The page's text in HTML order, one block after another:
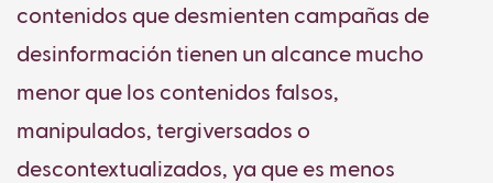
contenidos que desmienten campañas de
desinformación tienen un alcance mucho
menor que los contenidos falsos,
manipulados, tergiversados o
descontextualizados, ya que es menos